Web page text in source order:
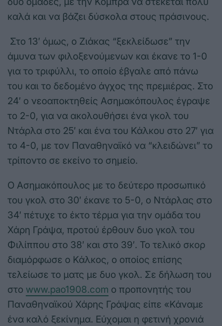
καλά και να βάζει δύσκολα στους πράσινους.
Στο 13′ όμως, ο Ζιάκας “ξεκλείδωσε” την
άμυνα των φιλοξενούμενων και έκανε το 1-0
για το τριφύλλι, το οποίο έβγαλε από πάνω
του και το δεδομένο άγχος της πρεμιέρας. Στο
24′ ο νεοαποκτηθείς Ασημακόπουλος έγραψε
το 2-0, για να ακολουθήσει ένα γκολ του
Ντάρλα στο 25′ και ένα του Κάλκου στο 27′ για
το 4-0, με τον Παναθηναϊκό να “κλειδώνει” το
τρίποντο σε εκείνο το σημείο.
Ο Ασημακόπουλος με το δεύτερο προσωπικό
του γκολ στο 30′ έκανε το 5-0, ο Ντάρλας στο
34′ πέτυχε το έκτο τέρμα για την ομάδα του
Χάρη Γράψα, προτού έρθουν δυο γκολ του
Φιλίππου στο 38′ και στο 39′. Το τελικό σκορ
διαμόρφωσε ο Κάλκος, ο οποίος επίσης
τελείωσε το ματς με δυο γκολ. Σε δήλωση του
στο www.pao1908.com ο προπονητής του
Παναθηναϊκού Χάρης Γράψας είπε «Κάναμε
ένα καλό ξεκίνημα. Εύχομαι η φετινή χρονιά